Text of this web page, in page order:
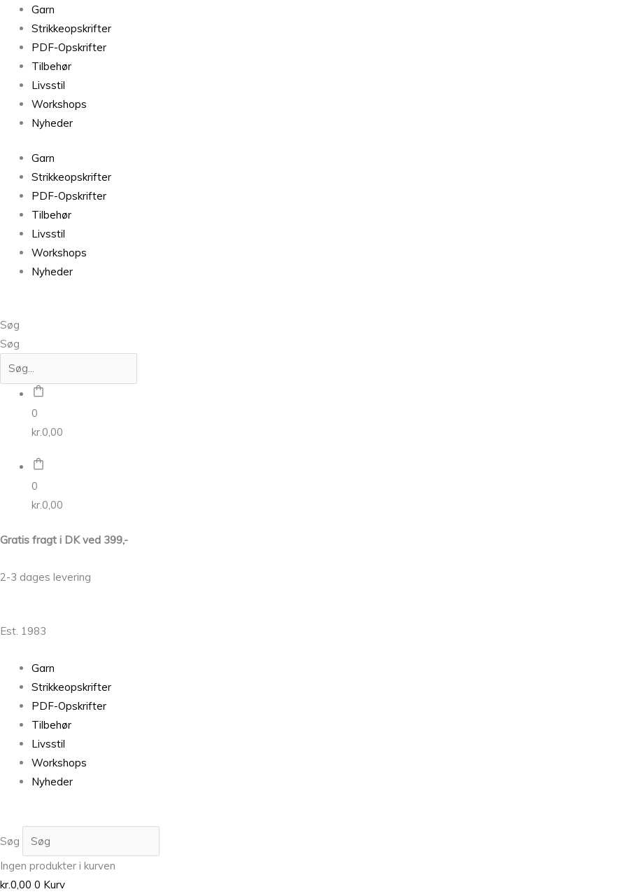
Garn
Strikkeopskrifter
PDF-Opskrifter
Tilbehør
Livsstil
Workshops
Nyheder
Garn
Strikkeopskrifter
PDF-Opskrifter
Tilbehør
Livsstil
Workshops
Nyheder
Søg
Søg
0
kr.0,00
0
kr.0,00
Gratis fragt i DK ved 399,-
2-3 dages levering
Est. 1983
Garn
Strikkeopskrifter
PDF-Opskrifter
Tilbehør
Livsstil
Workshops
Nyheder
Søg
Ingen produkter i kurven
kr.0,00 0 Kurv